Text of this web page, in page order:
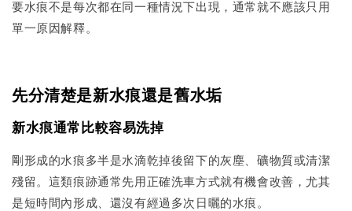
要水痕不是每次都在同一種情況下出現，通常就不應該只用
單一原因解釋。
先分清楚是新水痕還是舊水垢
新水痕通常比較容易洗掉
剛形成的水痕多半是水滴乾掉後留下的灰塵、礦物質或清潔
殘留。這類痕跡通常先用正確洗車方式就有機會改善，尤其
是短時間內形成、還沒有經過多次日曬的水痕。